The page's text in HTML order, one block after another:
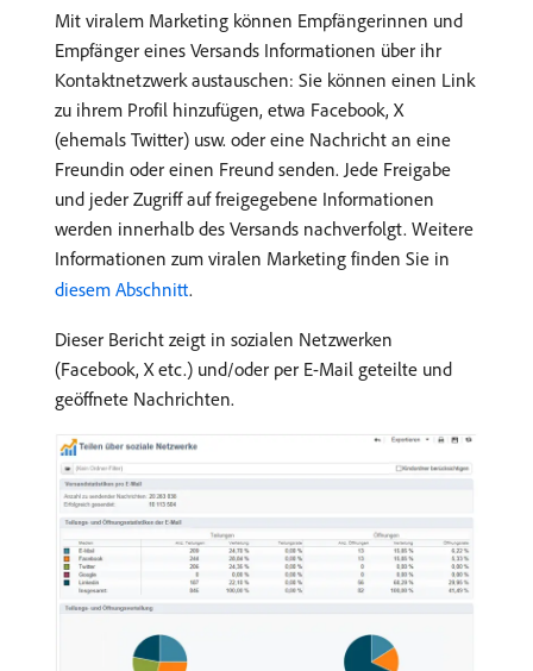
Mit viralem Marketing können Empfängerinnen und
Empfänger eines Versands Informationen über ihr
Kontaktnetzwerk austauschen: Sie können einen Link
zu ihrem Profil hinzufügen, etwa Facebook, X
(ehemals Twitter) usw. oder eine Nachricht an eine
Freundin oder einen Freund senden. Jede Freigabe
und jeder Zugriff auf freigegebene Informationen
werden innerhalb des Versands nachverfolgt. Weitere
Informationen zum viralen Marketing finden Sie in
diesem Abschnitt.
Dieser Bericht zeigt in sozialen Netzwerken
(Facebook, X etc.) und/oder per E-Mail geteilte und
geöffnete Nachrichten.